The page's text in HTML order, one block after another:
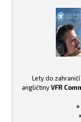
Lety do
angličtinyVFR
»